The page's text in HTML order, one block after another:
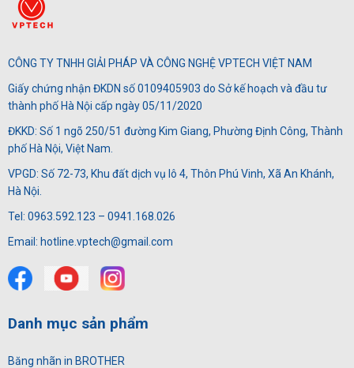
CÔNG TY TNHH GIẢI PHÁP VÀ CÔNG NGHỆ VPTECH VIỆT NAM
Giấy chứng nhận ĐKDN số 0109405903 do Sở kế hoạch và đầu tư
thành phố Hà Nội cấp ngày 05/11/2020
ĐKKD: Số 1 ngõ 250/51 đường Kim Giang, Phường Định Công, Thành
phố Hà Nội, Việt Nam.
VPGD: Số 72-73, Khu đất dịch vụ lô 4, Thôn Phú Vinh, Xã An Khánh,
Hà Nội.
Tel: 0963.592.123 – 0941.168.026
Email: hotline.vptech@gmail.com
Danh mục sản phẩm
Băng nhãn in BROTHER